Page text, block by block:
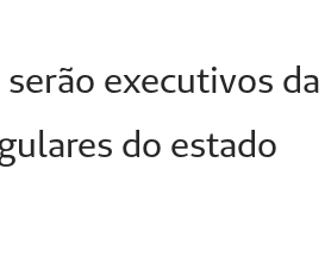
executivos da
do estado